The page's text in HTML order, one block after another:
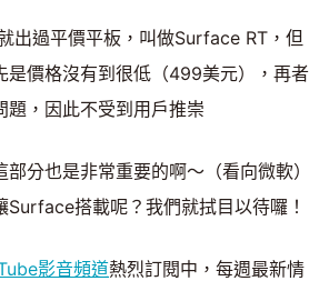
出過平價平板，叫做Surface RT，但
是價格沒有到很低（499美元），再者
題，因此不受到用戶推崇
分也是非常重要的啊～（看向微軟）
Surface搭載呢？我們就拭目以待囉！
影音頻道熱烈訂閱中，每週最新情